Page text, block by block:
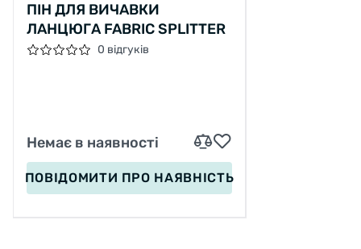
ПІН ДЛЯ ВИЧАВКИ
ЛАНЦЮГА FABRIC SPLITTER
0 відгуків
Немає в наявності
ПОВІДОМИТИ ПРО НАЯВНІСТЬ